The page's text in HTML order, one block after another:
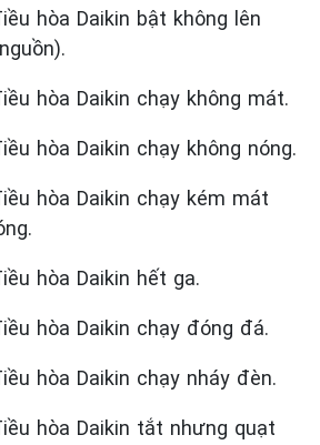
hòa Daikin bật không lên
hòa Daikin chạy không mát.
hòa Daikin chạy không nóng.
hòa Daikin chạy kém mát
hòa Daikin hết ga.
hòa Daikin chạy đóng đá.
hòa Daikin chạy nháy đèn.
hòa Daikin tắt nhưng quạt